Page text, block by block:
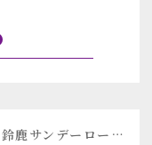
[令和3年(2021年) 10月24日(日) 鈴鹿サンデーロードレース 第4戦 東コース]